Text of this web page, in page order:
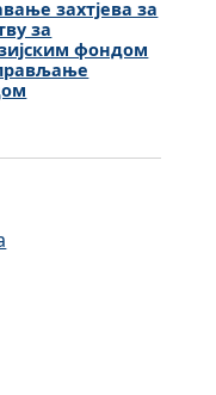
захтјева за
за
фондом